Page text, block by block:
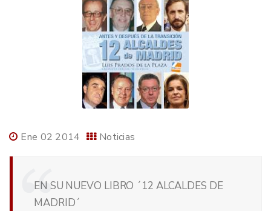
Ene 02 2014 Noticias
EN SU NUEVO LIBRO ´12 ALCALDES DE
MADRID´